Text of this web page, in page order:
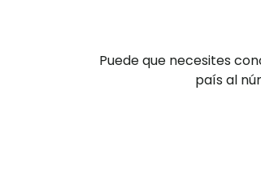
Puede que necesites
país al